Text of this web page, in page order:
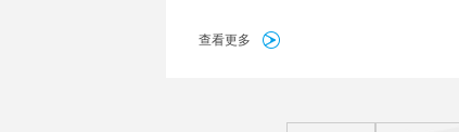
他就是钱学森。
查看更多